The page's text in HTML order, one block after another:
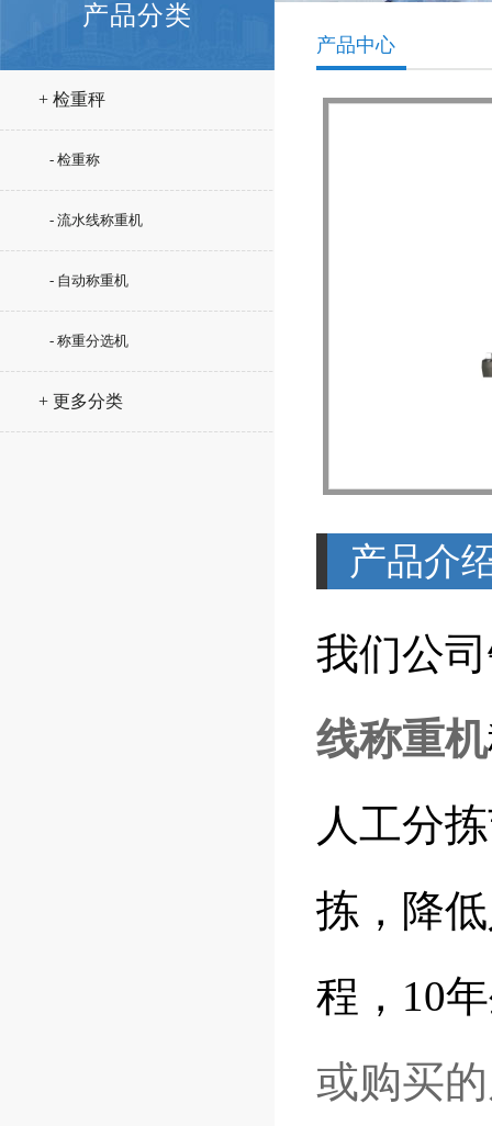
产品分类
+ 检重秤
- 检重称
- 流水线称重机
- 自动称重机
- 称重分选机
+ 更多分类
产品中心
产品介
我们公
线称重机
人工分
拣，降
程，10
或购买